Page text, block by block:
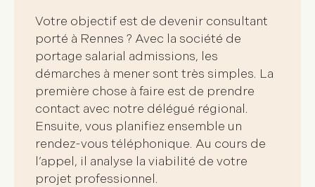
Votre objectif est de devenir consultant
porté à Rennes ? Avec la société de
portage salarial admissions, les
démarches à mener sont très simples. La
première chose à faire est de prendre
contact avec notre délégué régional.
Ensuite, vous planifiez ensemble un
rendez-vous téléphonique. Au cours de
l’appel, il analyse la viabilité de votre
projet professionnel.